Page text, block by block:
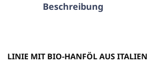
Beschreibung
LINIE MIT BIO-HANFÖL AUS ITALIEN